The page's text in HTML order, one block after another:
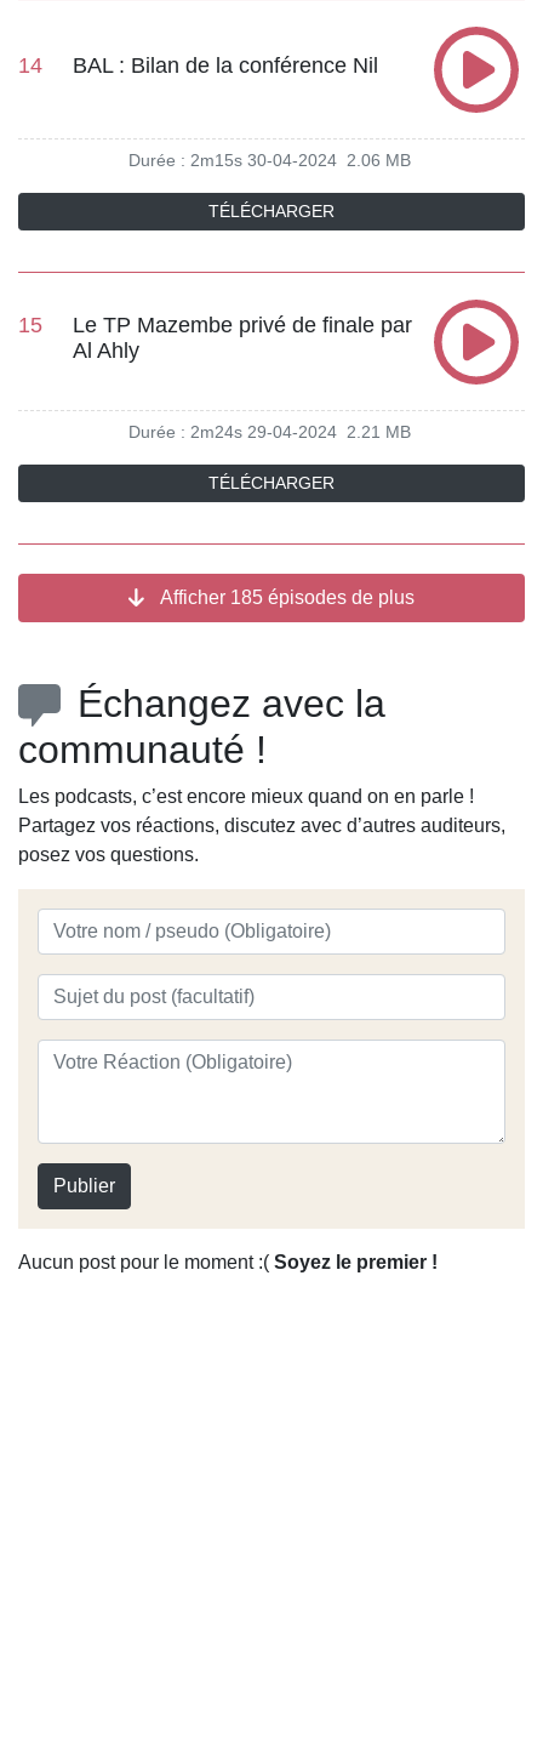
14 BAL : Bilan de la conférence Nil
Durée : 2m15s 30-04-2024 2.06 MB
TÉLÉCHARGER
15
Le TP Mazembe privé de finale par
Al Ahly
Durée : 2m24s 29-04-2024 2.21 MB
TÉLÉCHARGER
Afficher 185 épisodes de plus
Échangez avec la
communauté !
Les podcasts, c’est encore mieux quand on en parle !
Partagez vos réactions, discutez avec d’autres auditeurs,
posez vos questions.
Publier
Aucun post pour le moment :( Soyez le premier !